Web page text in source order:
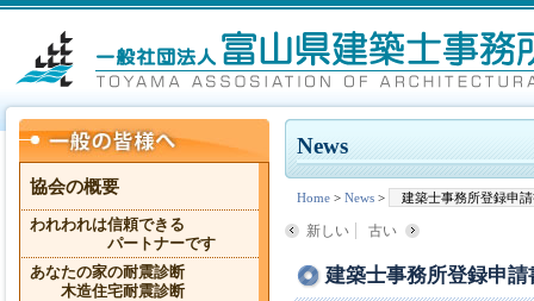
News
Home > News > 建築士事務所登録申
新しい 古い
建築士事務所登録申
協会の概要
われわれは信頼できる
パートナーです
あなたの家の耐震診断
木造住宅耐震診断